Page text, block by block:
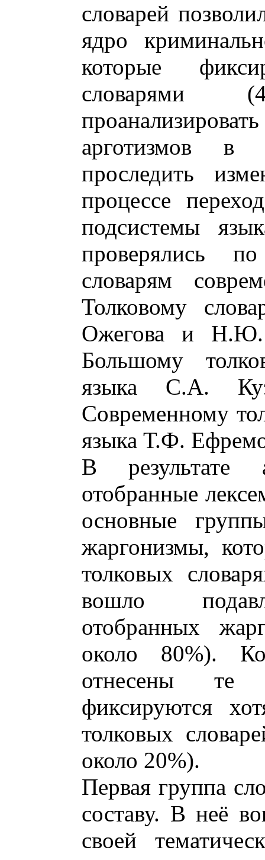
словарей
ядро
которые
арготизмов в
проследить
процессе
подсистемы
проверялись
словарям
Толковому
Ожегова и
Большому
языка С.А.
Современному
языка Т.Ф.
В результате
отобранные
основные
жаргонизмы,
толковых
вошло
отобранных
около 80%).
отнесены те
фиксируются
толковых
около 20%).
Первая группа
составу. В неё
своей